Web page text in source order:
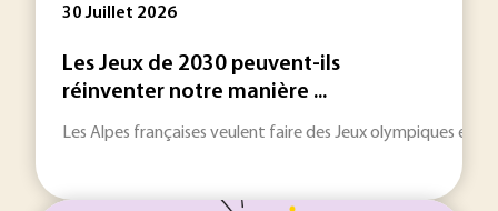
30 Juillet 2026
Les Jeux de 2030 peuvent-ils
réinventer notre manière ...
Les Alpes françaises veulent faire des Jeux olympiques et